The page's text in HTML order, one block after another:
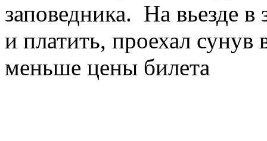
заповедника. На вьезде в
и платить, проехал сунув
меньше цены билета